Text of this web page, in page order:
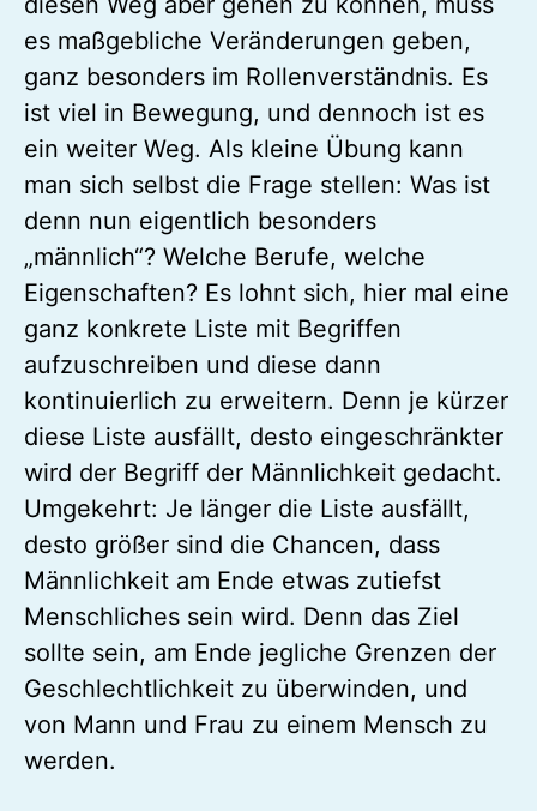
es maßgebliche Veränderungen geben,
ganz besonders im Rollenverständnis. Es
ist viel in Bewegung, und dennoch ist es
ein weiter Weg. Als kleine Übung kann
man sich selbst die Frage stellen: Was ist
denn nun eigentlich besonders
„männlich“? Welche Berufe, welche
Eigenschaften? Es lohnt sich, hier mal eine
ganz konkrete Liste mit Begriffen
aufzuschreiben und diese dann
kontinuierlich zu erweitern. Denn je kürzer
diese Liste ausfällt, desto eingeschränkter
wird der Begriff der Männlichkeit gedacht.
Umgekehrt: Je länger die Liste ausfällt,
desto größer sind die Chancen, dass
Männlichkeit am Ende etwas zutiefst
Menschliches sein wird. Denn das Ziel
sollte sein, am Ende jegliche Grenzen der
Geschlechtlichkeit zu überwinden, und
von Mann und Frau zu einem Mensch zu
werden.